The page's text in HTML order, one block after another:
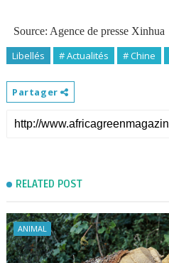
Source: Agence de presse Xinhua
Libellés # Actualités # Chine
Partager
RELATED POST
ANIMAL